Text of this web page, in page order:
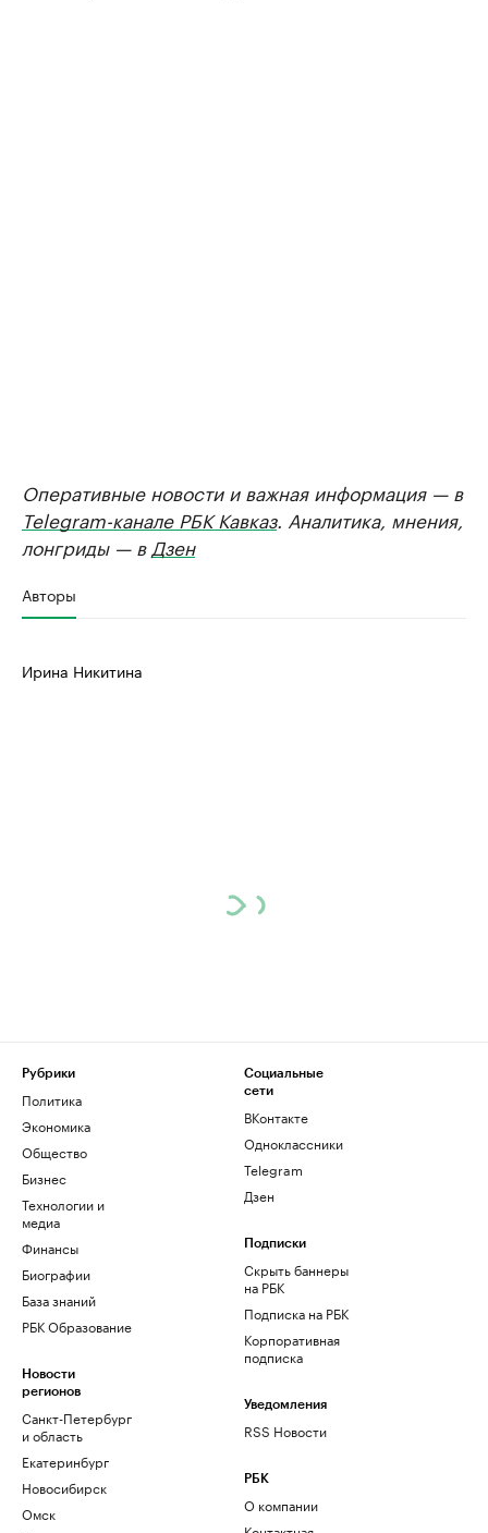
Оперативные новости и важная информация — в
Telegram-канале РБК Кавказ. Аналитика, мнения,
лонгриды — в Дзен
Авторы
Ирина Никитина
Рубрики
Политика
Экономика
Общество
Бизнес
Технологии и
медиа
Финансы
Биографии
База знаний
РБК Образование
Новости
регионов
Санкт-Петербург
и область
Екатеринбург
Новосибирск
Омск
Социальные
сети
ВКонтакте
Одноклассники
Telegram
Дзен
Подписки
Скрыть баннеры
на РБК
Подписка на РБК
Корпоративная
подписка
Уведомления
RSS Новости
РБК
О компании